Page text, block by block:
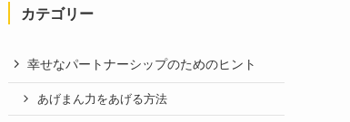
カテゴリー
幸せなパートナーシップのためのヒント
あげまん力をあげる方法